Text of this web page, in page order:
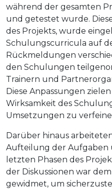
während der gesamten
und getestet wurde.
des Projekts, wurde
Schulungscurricula auf
Rückmeldungen
den Schulungen
Trainern und
Diese Anpassungen
Wirksamkeit des
Umsetzungen zu
Darüber hinaus
Aufteilung der Aufgaben
letzten Phasen des
der Diskussionen war
gewidmet, um